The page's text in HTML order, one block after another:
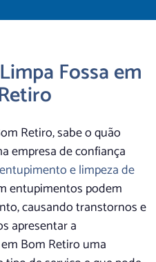
Fossa em
Retiro, sabe o quão
empresa de confiança
e limpeza de
entupimentos podem
causando transtornos e
apresentar a
Bom Retiro uma